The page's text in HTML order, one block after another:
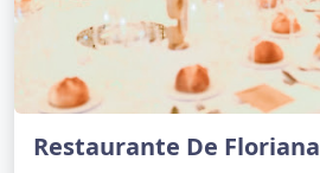
Restaurante De Floriana